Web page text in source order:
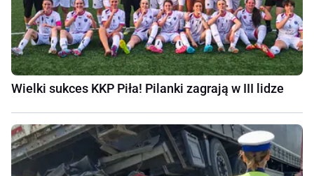
Wielki sukces KKP Piła! Pilanki zagrają w III lidze